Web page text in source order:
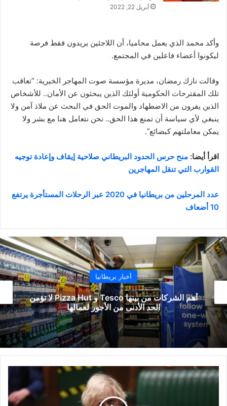
أبريل 22, 2022
وأكد محمد الذي يعمل محاميا، أن اللاجئين يريدون فقط فرصة
ليكونوا أعضاء فاعلين في المجتمع.
وقالت نازك رمضان، مديرة مؤسسة صوت المهاجر الخيرية: “تعاقب
تلك المقترحات الحكومية أولئك الذين يبحثون عن الأمان.. للأشخاص
الذين يفرون من الاضطهاد والموت الحق في البحث عن ملاذ آمن ولا
ينبغي لأي سياسة أن تمنع هذا الحق.. نحن نتعامل هنا مع بشر ولا
يمكن معاملتهم كبضائع”.
اقرأ أيضا: منح حرس الحدود البريطاني صلاحية إيقاف وإعادة توجيه
القوارب التي تنقل المهاجرين
عدد المرحلين من بريطانيا في 2020 عبر الرحلات المستأجرة يرتفع
10 أضعاف
أخبار بريطانيا
أهم الشركات من بينها Tesco و Pizza Hut لا تؤمن
الحد الأدنى من الأجور لعمالها
كل
ما